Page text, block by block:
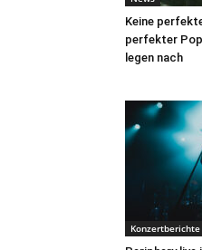
Keine
perfekter
legen nach
Konzertberichte